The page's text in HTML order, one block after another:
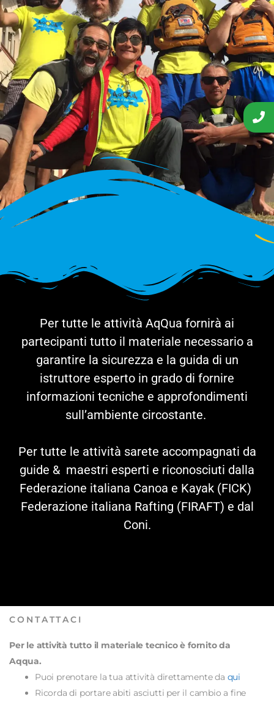
Per tutte le attività AqQua fornirà ai
partecipanti tutto il materiale necessario a
garantire la sicurezza e la guida di un
istruttore esperto in grado di fornire
informazioni tecniche e approfondimenti
sull’ambiente circostante.
Per tutte le attività sarete accompagnati da
guide & maestri esperti e riconosciuti dalla
Federazione italiana Canoa e Kayak (FICK)
Federazione italiana Rafting (FIRAFT) e dal
Coni.
CONTATTACI
Per le attività tutto il materiale tecnico è fornito da
Aqqua.
Puoi prenotare la tua attività direttamente da qui
Ricorda di portare abiti asciutti per il cambio a fine